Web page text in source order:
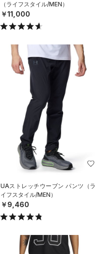
（ライフスタイル/MEN）
￥11,000
UAストレッチウーブン パンツ（ラ
イフスタイル/MEN）
￥9,460